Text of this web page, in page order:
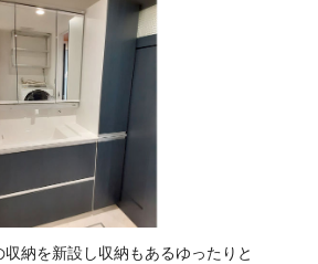
納を新設し収納もあるゆったりと